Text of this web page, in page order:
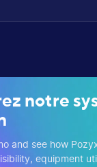
notre
and see how
equipment